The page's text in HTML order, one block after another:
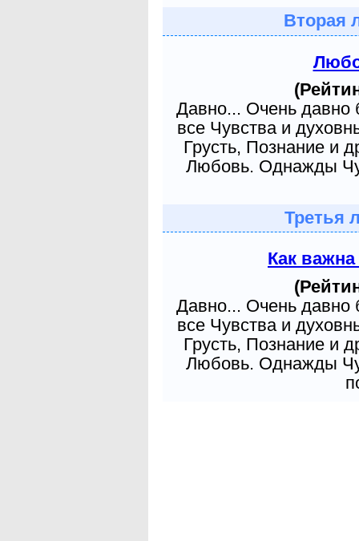
Вторая
Давно... Очень давно
все Чувства и
Грусть, Познание и
Любовь. Однажды
Третья
Как
Давно... Очень давно
все Чувства и
Грусть, Познание и
Любовь. Однажды